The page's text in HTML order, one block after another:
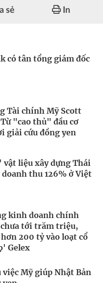
sẻ In
có tân tổng giám đốc
Tài chính Mỹ Scott
"cao thủ" đầu cơ
giải cứu đồng yen
vật liệu xây dựng Thái
thu 126% ở Việt
kinh doanh chính
chưa tới trăm triệu,
200 tỷ vào loạt cổ
Gelex
việc Mỹ giúp Nhật Bản